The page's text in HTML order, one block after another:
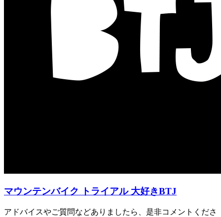
マウンテンバイク トライアル 大好きBTJ
アドバイスやご質問などありましたら、是非コメントくださ